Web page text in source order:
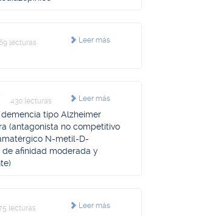
Leer más
lecturas
Leer más
430 lecturas
tipo Alzheimer
(antagonista no competitivo
N-metil-D-
de afinidad moderada y
Leer más
lecturas